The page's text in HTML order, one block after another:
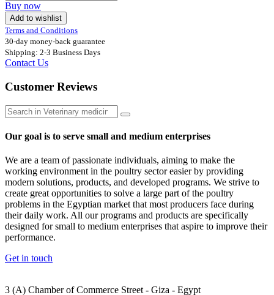
Buy now
Add to wishlist
Terms and Conditions
30-day money-back guarantee
Shipping: 2-3 Business Days
Contact Us
Customer Reviews
Our goal is to serve small and medium enterprises
We are a team of passionate individuals, aiming to make the
working environment in the poultry sector easier by providing
modern solutions, products, and developed programs. We strive to
create great opportunities to solve a large part of the poultry
problems in the Egyptian market that most producers face during
their daily work. All our programs and products are specifically
designed for small to medium enterprises that aspire to improve their
performance.
Get in touch
3 (A) Chamber of Commerce Street - Giza - Egypt